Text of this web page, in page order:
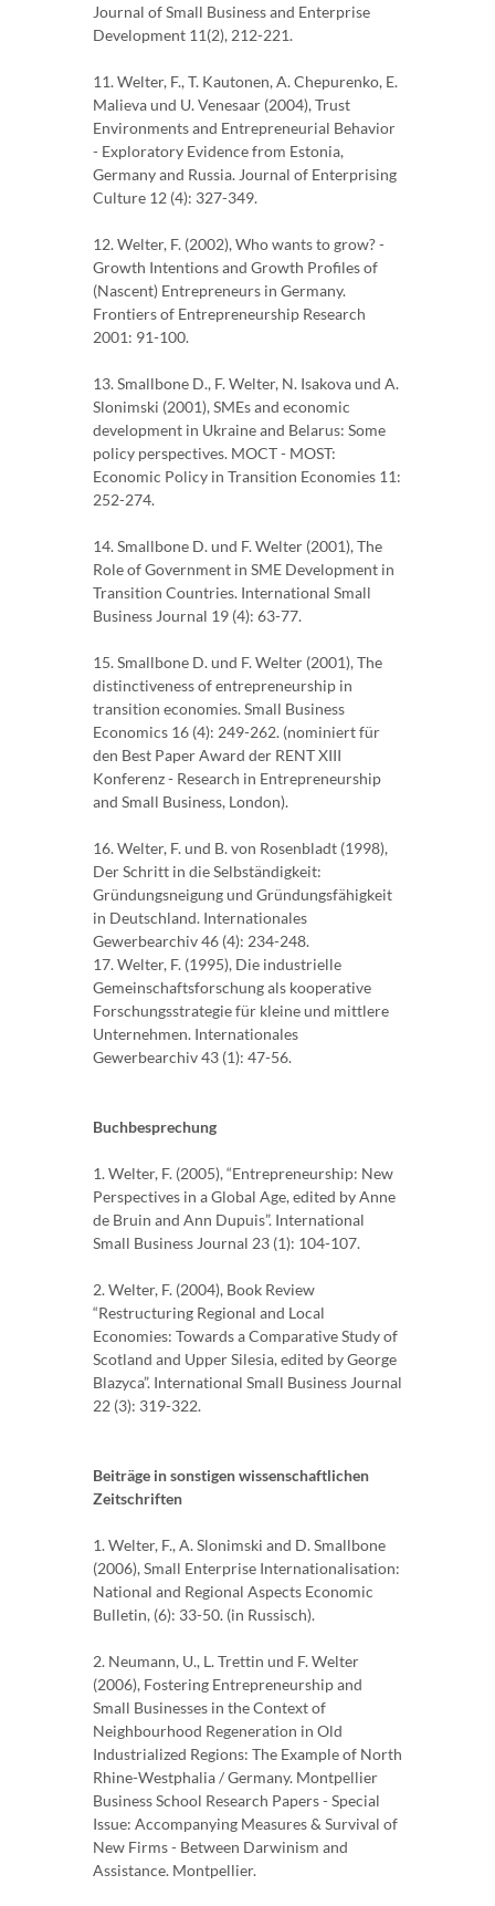
Journal of Small Business and Enterprise
Development 11(2), 212-221.
11. Welter, F., T. Kautonen, A. Chepurenko, E.
Malieva und U. Venesaar (2004), Trust
Environments and Entrepreneurial Behavior
- Exploratory Evidence from Estonia,
Germany and Russia. Journal of Enterprising
Culture 12 (4): 327-349.
12. Welter, F. (2002), Who wants to grow? -
Growth Intentions and Growth Profiles of
(Nascent) Entrepreneurs in Germany.
Frontiers of Entrepreneurship Research
2001: 91-100.
13. Smallbone D., F. Welter, N. Isakova und A.
Slonimski (2001), SMEs and economic
development in Ukraine and Belarus: Some
policy perspectives. MOCT - MOST:
Economic Policy in Transition Economies 11:
252-274.
14. Smallbone D. und F. Welter (2001), The
Role of Government in SME Development in
Transition Countries. International Small
Business Journal 19 (4): 63-77.
15. Smallbone D. und F. Welter (2001), The
distinctiveness of entrepreneurship in
transition economies. Small Business
Economics 16 (4): 249-262. (nominiert für
den Best Paper Award der RENT XIII
Konferenz - Research in Entrepreneurship
and Small Business, London).
16. Welter, F. und B. von Rosenbladt (1998),
Der Schritt in die Selbständigkeit:
Gründungsneigung und Gründungsfähigkeit
in Deutschland. Internationales
Gewerbearchiv 46 (4): 234-248.
17. Welter, F. (1995), Die industrielle
Gemeinschaftsforschung als kooperative
Forschungsstrategie für kleine und mittlere
Unternehmen. Internationales
Gewerbearchiv 43 (1): 47-56.
Buchbesprechung
1. Welter, F. (2005), “Entrepreneurship: New
Perspectives in a Global Age, edited by Anne
de Bruin and Ann Dupuis”. International
Small Business Journal 23 (1): 104-107.
2. Welter, F. (2004), Book Review
“Restructuring Regional and Local
Economies: Towards a Comparative Study of
Scotland and Upper Silesia, edited by George
Blazyca”. International Small Business Journal
22 (3): 319-322.
Beiträge in sonstigen wissenschaftlichen
Zeitschriften
1. Welter, F., A. Slonimski and D. Smallbone
(2006), Small Enterprise Internationalisation:
National and Regional Aspects Economic
Bulletin, (6): 33-50. (in Russisch).
2. Neumann, U., L. Trettin und F. Welter
(2006), Fostering Entrepreneurship and
Small Businesses in the Context of
Neighbourhood Regeneration in Old
Industrialized Regions: The Example of North
Rhine-Westphalia / Germany. Montpellier
Business School Research Papers - Special
Issue: Accompanying Measures & Survival of
New Firms - Between Darwinism and
Assistance. Montpellier.